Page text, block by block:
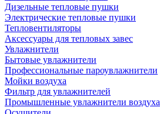
Дизельные тепловые пушки
Электрические тепловые пушки
Тепловентиляторы
Аксессуары для тепловых завес
Увлажнители
Бытовые увлажнители
Профессиональные пароувлажнители
Мойки воздуха
Фильтр для увлажнителей
Промышленные увлажнители воздуха